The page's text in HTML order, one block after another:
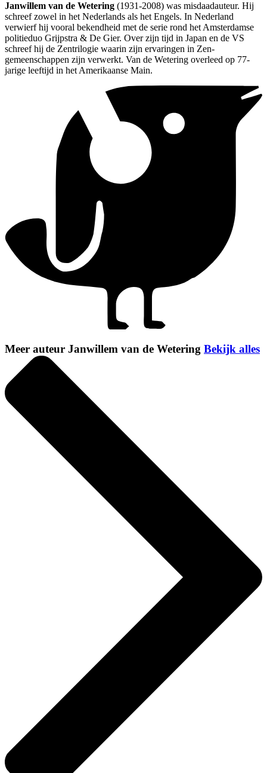
Janwillem van de Wetering (1931-2008) was misdaadauteur. Hij
schreef zowel in het Nederlands als het Engels. In Nederland
verwierf hij vooral bekendheid met de serie rond het Amsterdamse
politieduo Grijpstra & De Gier. Over zijn tijd in Japan en de VS
schreef hij de Zentrilogie waarin zijn ervaringen in Zen-
gemeenschappen zijn verwerkt. Van de Wetering overleed op 77-
jarige leeftijd in het Amerikaanse Main.
Meer auteur Janwillem van de Wetering Bekijk alles